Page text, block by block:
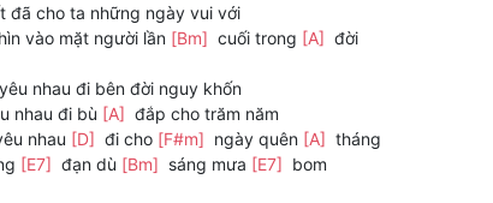
đã cho ta những ngày vui với
vào mặt người lần [Bm] cuối trong [A] đời
yêu nhau đi bên đời nguy khốn
nhau đi bù [A] đắp cho trăm năm
nhau [D] đi cho [F#m] ngày quên [A] tháng
[E7] đạn dù [Bm] sáng mưa [E7] bom